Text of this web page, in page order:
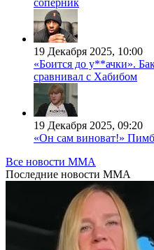
19 Декабря 2025, 10:00
«Боится до у**ачки».
сравнивал с Хабибом
19 Декабря 2025, 09:20
«Он сам виноват!»
Все новости MMA
Последние новости MMA